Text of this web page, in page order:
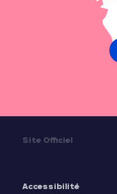
Site Officiel
Accessibilité